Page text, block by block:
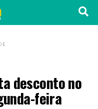
desconto no
feira